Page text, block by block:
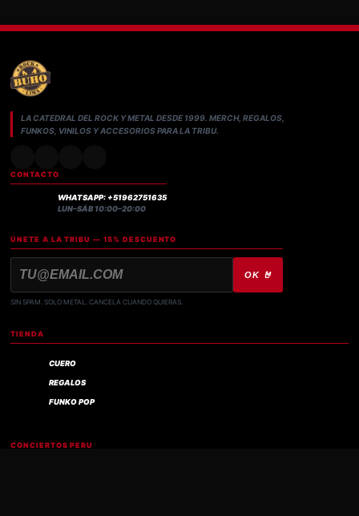
LA CATEDRAL DEL ROCK Y METAL DESDE 1999. MERCH, REGALOS,
FUNKOS, VINILOS Y ACCESORIOS PARA LA TRIBU.
CONTACTO
WHATSAPP: +51962751635
LUN–SÁB 10:00–20:00
ÚNETE A LA TRIBU — 15% DESCUENTO
OK 🤘
SIN SPAM. SOLO METAL. CANCELA CUANDO QUIERAS.
TIENDA
CUERO
REGALOS
FUNKO POP
CONCIERTOS PERU